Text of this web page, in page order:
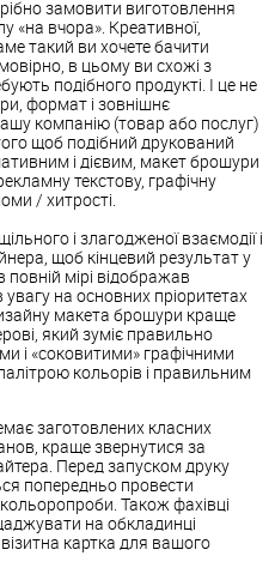
замовити виготовлення
«на вчора». Креативної,
такий ви хочете бачити
в цьому ви схожі з
подібного продукті. І це не
формат і зовнішнє
компанію (товар або послуг)
щоб подібний друкований
і дієвим, макет брошури
текстову, графічну
/ хитрості.
і злагодженої взаємодії і
щоб кінцевий результат у
мірі відображав
на основних пріоритетах
макета брошури краще
який зуміє правильно
і «соковитими» графічними
кольорів і правильним
заготовлених класних
краще звернутися за
Перед запуском друку
попередньо провести
Також фахівці
на обкладинці
візитна картка для вашого